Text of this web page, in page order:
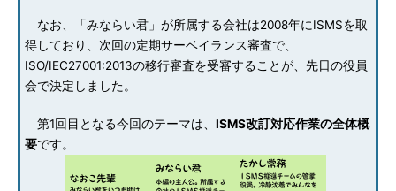
なお、「みならい君」が所属する会社は2008年にISMSを取
得しており、次回の定期サーベイランス審査で、
ISO/IEC27001:2013の移行審査を受審することが、先日の役員
会で決定しました。
第1回目となる今回のテーマは、 ISMS改訂対応作業の全体概
要です。